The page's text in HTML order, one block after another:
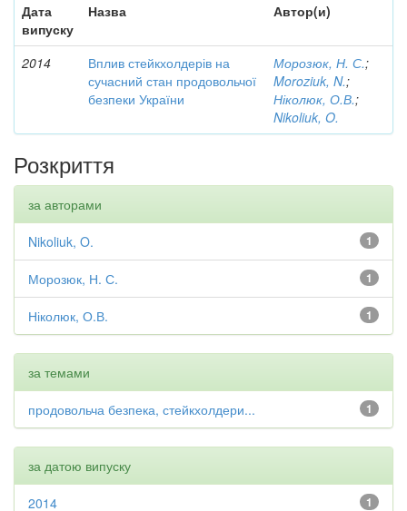
Дата
випуску
Назва Автор(и)
2014
Вплив стейкхолдерів на
сучасний стан продовольчої
безпеки України
Морозюк, Н. С.;
Moroziuk, N.;
Ніколюк, О.В.;
Nikoliuk, O.
Розкриття
за авторами
1
Nikoliuk, O.
1
Морозюк, Н. С.
1
Ніколюк, О.В.
за темами
1
продовольча безпека, стейкхолдери...
за датою випуску
1
2014